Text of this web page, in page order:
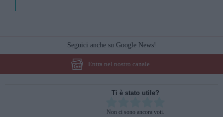
Seguici anche su Google News!
Entra nel nostro canale
Ti è stato utile?
Non ci sono ancora voti.